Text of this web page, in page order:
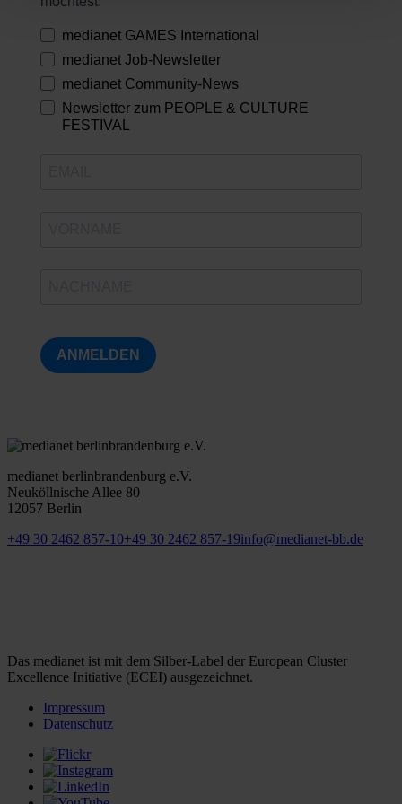
medianet GAMES International
medianet Job-Newsletter
medianet Community-News
Newsletter zum PEOPLE & CULTURE
FESTIVAL
ANMELDEN
medianet berlinbrandenburg e.V.
Neuköllnische Allee 80
12057 Berlin
+49 30 2462 857-10+49 30 2462 857-19info@medianet-bb.de
Das medianet ist mit dem Silber-Label der European Cluster
Excellence Initiative (ECEI) ausgezeichnet.
Impressum
Datenschutz